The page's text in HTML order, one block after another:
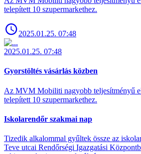
telepített 10 szupermarkethez.
2025.01.25. 07:48
2025.01.25. 07:48
Gyorstöltés vásárlás közben
Az MVM Mobiliti nagyobb teljesítményű
telepített 10 szupermarkethez.
Iskolarendőr szakmai nap
Tizedik alkalommal gyűltek össze az
Teve utcai Rendőrségi Igazgatási